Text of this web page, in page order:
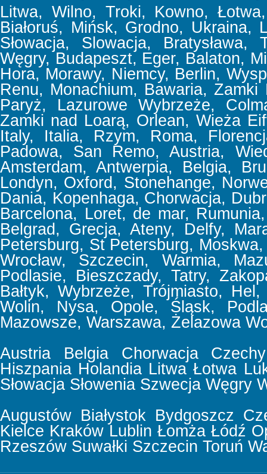
Litwa, Wilno, Troki, Kowno,
Białoruś, Mińsk, Grodno, Ukraina,
Słowacja, Slowacja, Bratysława,
Węgry, Budapeszt, Eger, Balaton,
Hora, Morawy, Niemcy, Berlin,
Renu, Monachium, Bawaria,
Paryż, Lazurowe Wybrzeże,
Zamki nad Loarą, Orlean, Wieża
Italy, Italia, Rzym, Roma,
Padowa, San Remo, Austria,
Amsterdam, Antwerpia, Belgia,
Londyn, Oxford, Stonehange,
Dania, Kopenhaga, Chorwacja,
Barcelona, Loret, de mar,
Belgrad, Grecja, Ateny, Delfy,
Petersburg, St Petersburg,
Wrocław, Szczecin, Warmia,
Podlasie, Bieszczady, Tatry,
Bałtyk, Wybrzeże, Trójmiasto,
Wolin, Nysa, Opole, Śląsk,
Mazowsze, Warszawa, Żelazowa
Austria
Belgia Chorwacja
Czechy
Hiszpania Holandia Litwa Łotwa
Słowacja Słowenia Szwecja Węgry
Augustów Białystok Bydgoszcz
Kielce Kraków Lublin Łomża Łódź
Rzeszów Suwałki Szczecin Toruń